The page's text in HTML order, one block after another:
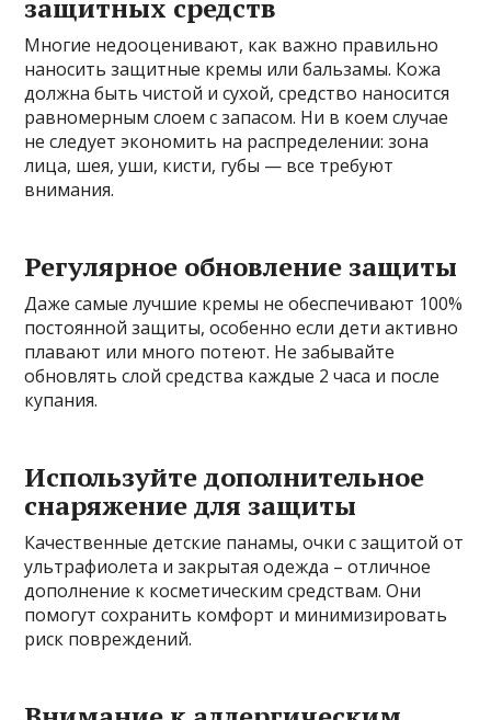
защитных средств
Многие недооценивают, как важно правильно
наносить защитные кремы или бальзамы. Кожа
должна быть чистой и сухой, средство наносится
равномерным слоем с запасом. Ни в коем случае
не следует экономить на распределении: зона
лица, шея, уши, кисти, губы — все требуют
внимания.
Регулярное обновление защиты
Даже самые лучшие кремы не обеспечивают 100%
постоянной защиты, особенно если дети активно
плавают или много потеют. Не забывайте
обновлять слой средства каждые 2 часа и после
купания.
Используйте дополнительное
снаряжение для защиты
Качественные детские панамы, очки с защитой от
ультрафиолета и закрытая одежда – отличное
дополнение к косметическим средствам. Они
помогут сохранить комфорт и минимизировать
риск повреждений.